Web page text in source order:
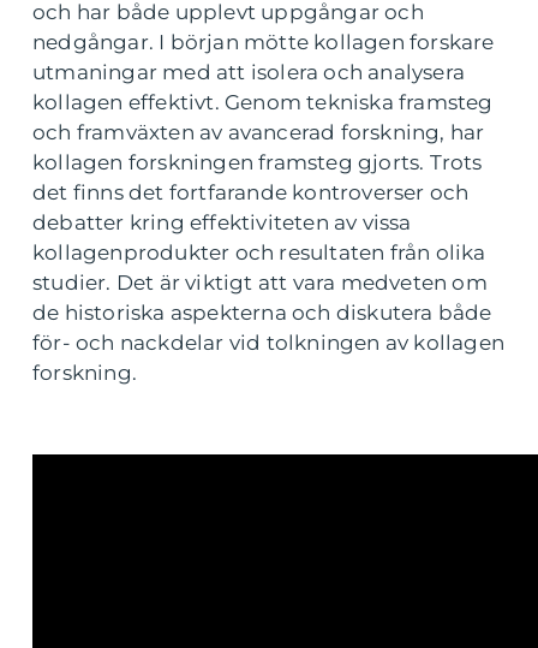
och har både upplevt uppgångar och
nedgångar. I början mötte kollagen forskare
utmaningar med att isolera och analysera
kollagen effektivt. Genom tekniska framsteg
och framväxten av avancerad forskning, har
kollagen forskningen framsteg gjorts. Trots
det finns det fortfarande kontroverser och
debatter kring effektiviteten av vissa
kollagenprodukter och resultaten från olika
studier. Det är viktigt att vara medveten om
de historiska aspekterna och diskutera både
för- och nackdelar vid tolkningen av kollagen
forskning.